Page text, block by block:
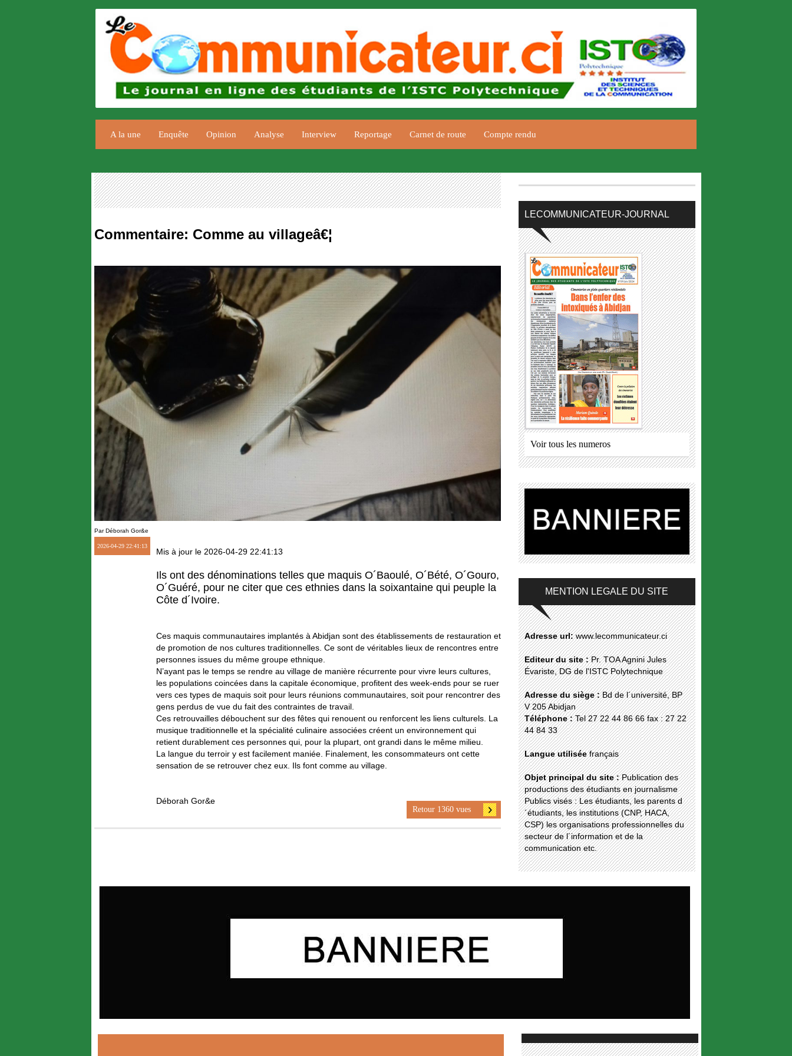
A la une Enquête Opinion Analyse Interview Reportage Carnet de route Compte rendu
Commentaire: Comme au villageâ€¦
Par Déborah Gor&e
2026-04-29 22:41:13
Mis à jour le 2026-04-29 22:41:13
Ils ont des dénominations telles que maquis O´Baoulé, O´Bété, O´Gouro,
O´Guéré, pour ne citer que ces ethnies dans la soixantaine qui peuple la
Côte d´Ivoire.
Ces maquis communautaires implantés à Abidjan sont des établissements de restauration et
de promotion de nos cultures traditionnelles. Ce sont de véritables lieux de rencontres entre
personnes issues du même groupe ethnique.
N’ayant pas le temps se rendre au village de manière récurrente pour vivre leurs cultures,
les populations coincées dans la capitale économique, profitent des week-ends pour se ruer
vers ces types de maquis soit pour leurs réunions communautaires, soit pour rencontrer des
gens perdus de vue du fait des contraintes de travail.
Ces retrouvailles débouchent sur des fêtes qui renouent ou renforcent les liens culturels. La
musique traditionnelle et la spécialité culinaire associées créent un environnement qui
retient durablement ces personnes qui, pour la plupart, ont grandi dans le même milieu.
La langue du terroir y est facilement maniée. Finalement, les consommateurs ont cette
sensation de se retrouver chez eux. Ils font comme au village.
Déborah Gor&e
Retour 1360 vues
LECOMMUNICATEUR-JOURNAL
Voir tous les numeros
MENTION LEGALE DU SITE
Adresse url:www.lecommunicateur.ci
Editeur du site :Pr. TOA Agnini Jules
Évariste, DG de l'ISTC Polytechnique
Adresse du siège :Bd de l´université, BP
V 205 Abidjan
Téléphone :Tel 27 22 44 86 66 fax : 27 22
44 84 33
Langue utiliséefrançais
Objet principal du site :Publication des
productions des étudiants en journalisme
Publics visés : Les étudiants, les parents d
´étudiants, les institutions (CNP, HACA,
CSP) les organisations professionnelles du
secteur de l´information et de la
communication etc.